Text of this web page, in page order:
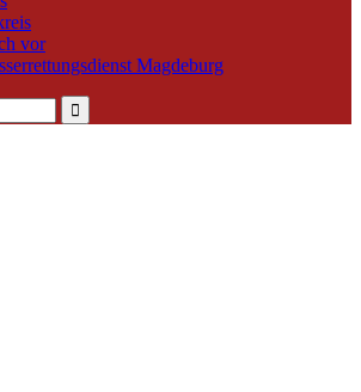
vor
Magdeburg